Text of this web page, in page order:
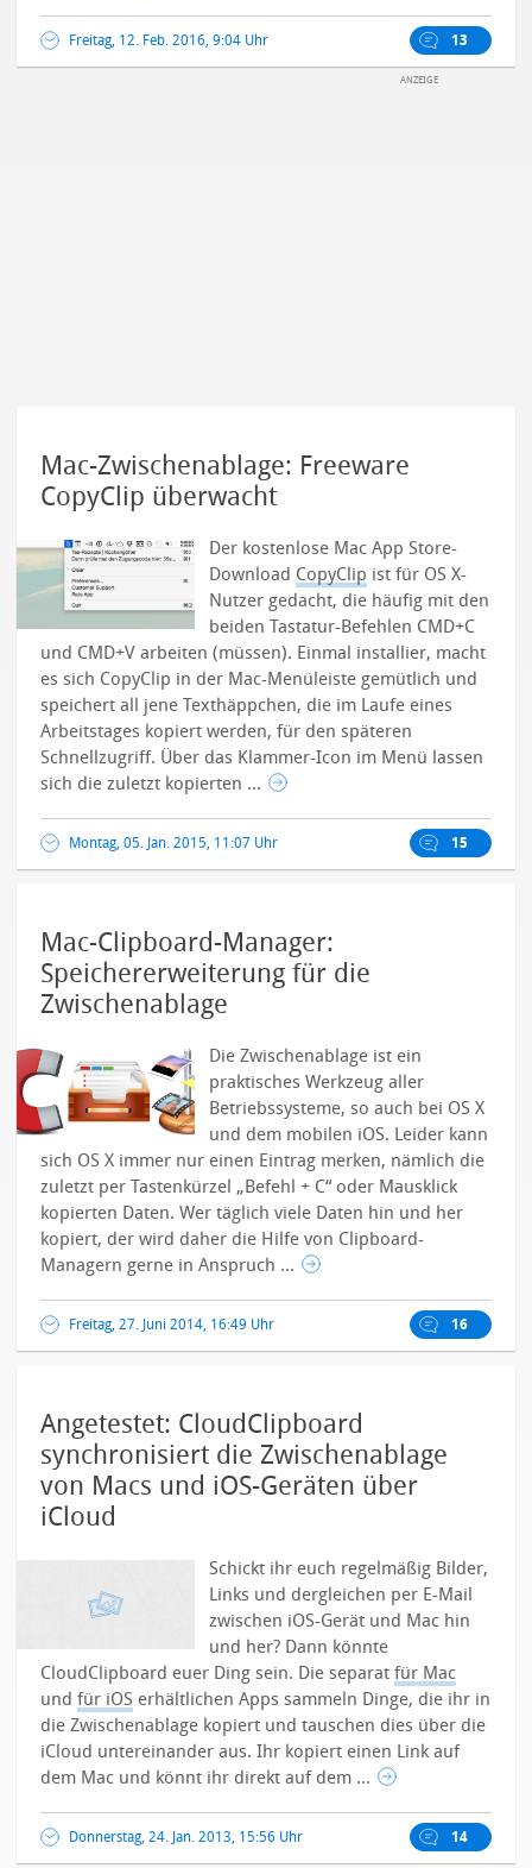
Freitag, 12. Feb. 2016, 9:04 Uhr 13
Mac-Zwischenablage: Freeware
CopyClip überwacht
Der kostenlose Mac App Store-
Download CopyClip ist für OS X-
Nutzer gedacht, die häufig mit den
beiden Tastatur-Befehlen CMD+C
und CMD+V arbeiten (müssen). Einmal installier, macht
es sich CopyClip in der Mac-Menüleiste gemütlich und
speichert all jene Texthäppchen, die im Laufe eines
Arbeitstages kopiert werden, für den späteren
Schnellzugriff. Über das Klammer-Icon im Menü lassen
sich die zuletzt kopierten ...
Montag, 05. Jan. 2015, 11:07 Uhr 15
Mac-Clipboard-Manager:
Speichererweiterung für die
Zwischenablage
Die Zwischenablage ist ein
praktisches Werkzeug aller
Betriebssysteme, so auch bei OS X
und dem mobilen iOS. Leider kann
sich OS X immer nur einen Eintrag merken, nämlich die
zuletzt per Tastenkürzel „Befehl + C“ oder Mausklick
kopierten Daten. Wer täglich viele Daten hin und her
kopiert, der wird daher die Hilfe von Clipboard-
Managern gerne in Anspruch ...
Freitag, 27. Juni 2014, 16:49 Uhr 16
Angetestet: CloudClipboard
synchronisiert die Zwischenablage
von Macs und iOS-Geräten über
iCloud
Schickt ihr euch regelmäßig Bilder,
Links und dergleichen per E-Mail
zwischen iOS-Gerät und Mac hin
und her? Dann könnte
CloudClipboard euer Ding sein. Die separatfür Mac
undfür iOS erhältlichen Apps sammeln Dinge, die ihr in
die Zwischenablage kopiert und tauschen dies über die
iCloud untereinander aus. Ihr kopiert einen Link auf
dem Mac und könnt ihr direkt auf dem ...
Donnerstag, 24. Jan. 2013, 15:56 Uhr 14